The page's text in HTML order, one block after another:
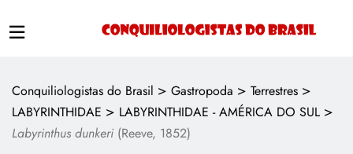
Conquiliologistas do Brasil > Gastropoda > Terrestres >
LABYRINTHIDAE > LABYRINTHIDAE - AMÉRICA DO SUL >
Labyrinthus dunkeri (Reeve, 1852)